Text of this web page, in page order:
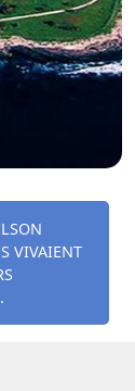
VIVAIENT